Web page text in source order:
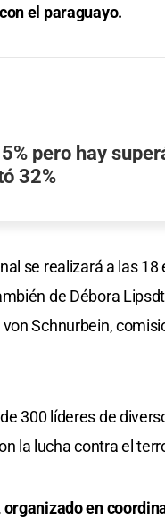
el paraguayo.
pero hay
32%
se realizará a las
de Débora
von Schnurbein,
300 líderes de
la lucha contra el
en